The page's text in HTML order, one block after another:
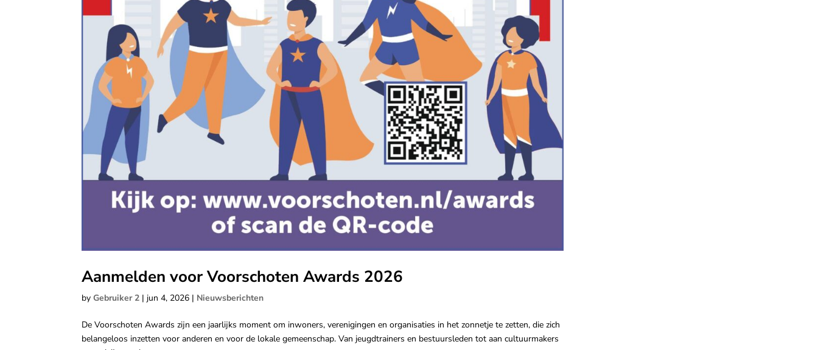
Aanmelden voor Voorschoten Awards 2026
byGebruiker 2 | jun 4, 2026 | Nieuwsberichten
De Voorschoten Awards zijn een jaarlijks moment om inwoners, verenigingen en organisaties in het zonnetje te zetten, die zich
belangeloos inzetten voor anderen en voor de lokale gemeenschap. Van jeugdtrainers en bestuursleden tot aan cultuurmakers